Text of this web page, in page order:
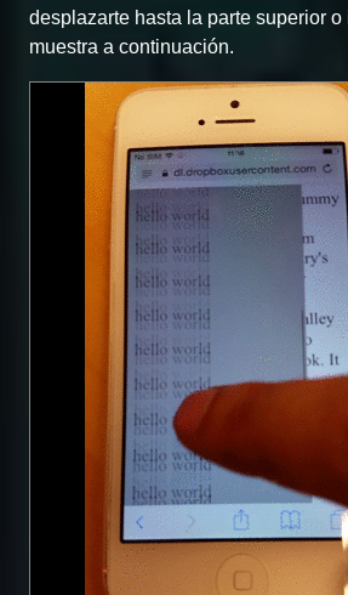
desplazarte hasta la parte superior o
muestra a continuación.